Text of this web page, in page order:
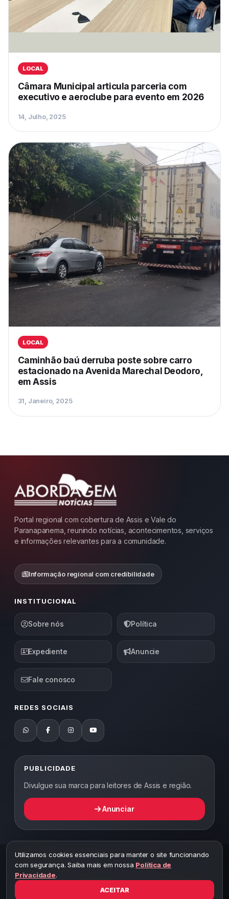
LOCAL
Câmara Municipal articula parceria com
executivo e aeroclube para evento em 2026
14, Julho, 2025
LOCAL
Caminhão baú derruba poste sobre carro
estacionado na Avenida Marechal Deodoro,
em Assis
31, Janeiro, 2025
Portal regional com cobertura de Assis e Vale do
Paranapanema, reunindo notícias, acontecimentos, serviços
e informações relevantes para a comunidade.
Informação regional com credibilidade
INSTITUCIONAL
Sobre nós Política
Expediente Anuncie
Fale conosco
REDES SOCIAIS
PUBLICIDADE
Divulgue sua marca para leitores de Assis e região.
Anunciar
2026 ©Abordagem Notícias— Todos os direitos reservados —
Desenvolvido por WEB5.
A cópia total ou parcial desta página implicará ao autor sob pena de
Utilizamos cookies essenciais para manter o site funcionando
com segurança. Saiba mais em nossa Política de
Privacidade.
ACEITAR